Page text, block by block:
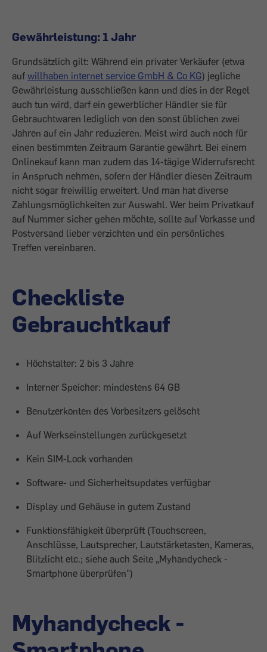
Gewährleistung: 1 Jahr
Grundsätzlich gilt: Während ein privater Verkäufer (etwa
auf willhaben internet service GmbH & Co KG) jegliche
Gewährleistung ausschließen kann und dies in der Regel
auch tun wird, darf ein gewerblicher Händler sie für
Gebrauchtwaren lediglich von den sonst üblichen zwei
Jahren auf ein Jahr reduzieren. Meist wird auch noch für
einen bestimmten Zeitraum Garantie gewährt. Bei einem
Onlinekauf kann man zudem das 14-tägige ­Widerrufsrecht
in Anspruch nehmen, ­sofern der Händler diesen Zeitraum
nicht sogar freiwillig erweitert. Und man hat ­diverse
Zahlungsmöglichkeiten zur Auswahl. Wer beim Privatkauf
auf Nummer ­sicher gehen möchte, sollte auf Vorkasse und
Postversand lieber verzichten und ein persönliches
Treffen vereinbaren.
Checkliste
Gebrauchtkauf
Höchstalter: 2 bis 3 Jahre
Interner Speicher: mindestens 64 GB
Benutzerkonten des Vorbesitzers gelöscht
Auf Werkseinstellungen zurückgesetzt
Kein SIM-Lock vorhanden
Software- und Sicherheitsupdates verfügbar
Display und Gehäuse in gutem Zustand
Funktionsfähigkeit überprüft (Touchscreen,
Anschlüsse, Lautsprecher, Lautstärketasten, Kameras,
Blitzlicht etc.; siehe auch Seite „Myhandycheck -
Smartphone überprüfen")
Myhandycheck -